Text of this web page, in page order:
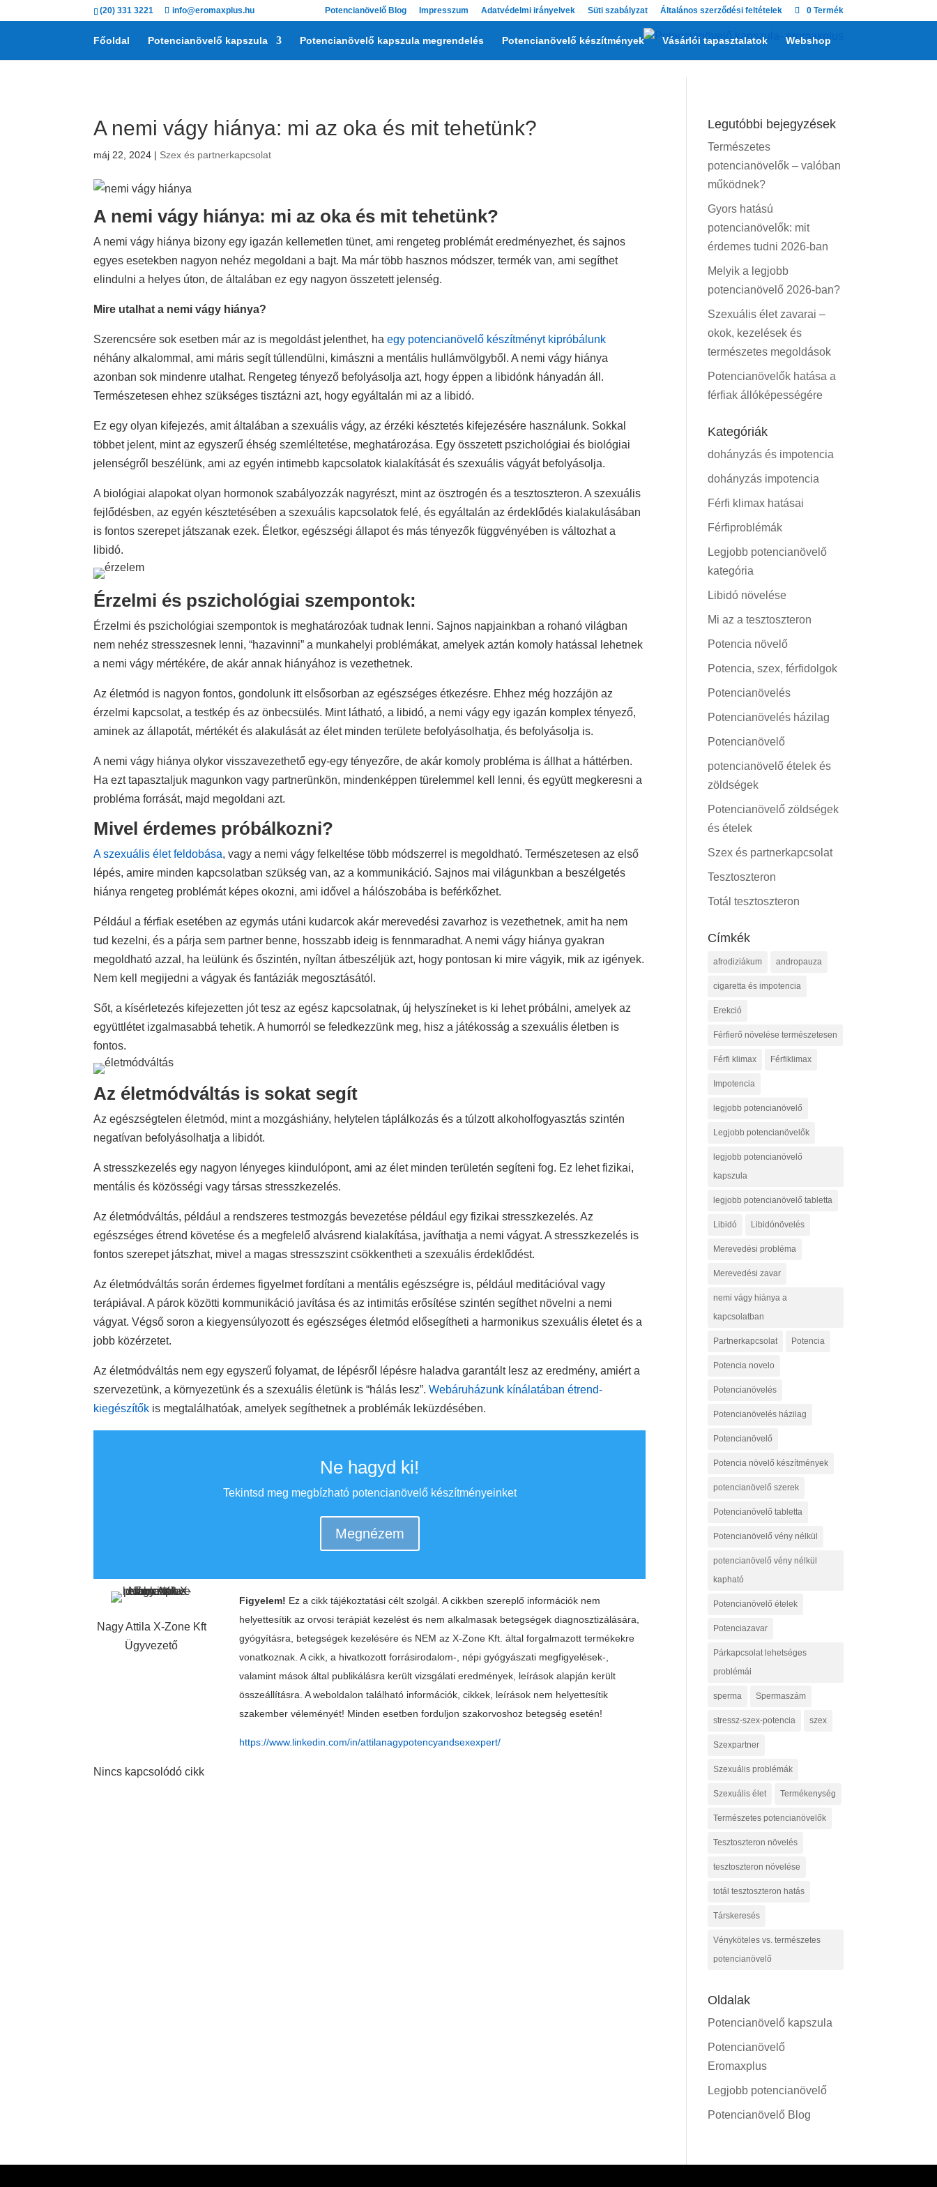
(20) 331 3221 info@eromaxplus.hu Potencianövelő Blog Impresszum Adatvédelmi irányelvek Süti szabályzat Általános szerződési feltételek 0 Termék
Főoldal Potencianövelő kapszula Potencianövelő kapszula megrendelés Potencianövelő készítmények Vásárlói tapasztalatok Webshop
A nemi vágy hiánya: mi az oka és mit tehetünk?
máj 22, 2024 | Szex és partnerkapcsolat
A nemi vágy hiánya: mi az oka és mit tehetünk?
A nemi vágy hiánya bizony egy igazán kellemetlen tünet, ami rengeteg problémát eredményezhet, és sajnos
egyes esetekben nagyon nehéz megoldani a bajt. Ma már több hasznos módszer, termék van, ami segíthet
elindulni a helyes úton, de általában ez egy nagyon összetett jelenség.
Mire utalhat a nemi vágy hiánya?
Szerencsére sok esetben már az is megoldást jelenthet, haegy potencianövelő készítményt kipróbálunk
néhány alkalommal, ami máris segít túllendülni, kimászni a mentális hullámvölgyből. A nemi vágy hiánya
azonban sok mindenre utalhat. Rengeteg tényező befolyásolja azt, hogy éppen a libidónk hányadán áll.
Természetesen ehhez szükséges tisztázni azt, hogy egyáltalán mi az a libidó.
Ez egy olyan kifejezés, amit általában a szexuális vágy, az érzéki késztetés kifejezésére használunk. Sokkal
többet jelent, mint az egyszerű éhség szemléltetése, meghatározása. Egy összetett pszichológiai és biológiai
jelenségről beszélünk, ami az egyén intimebb kapcsolatok kialakítását és szexuális vágyát befolyásolja.
A biológiai alapokat olyan hormonok szabályozzák nagyrészt, mint az ösztrogén és a tesztoszteron. A szexuális
fejlődésben, az egyén késztetésében a szexuális kapcsolatok felé, és egyáltalán az érdeklődés kialakulásában
is fontos szerepet játszanak ezek. Életkor, egészségi állapot és más tényezők függvényében is változhat a
libidó.
Érzelmi és pszichológiai szempontok:
Érzelmi és pszichológiai szempontok is meghatározóak tudnak lenni. Sajnos napjainkban a rohanó világban
nem nehéz stresszesnek lenni, “hazavinni” a munkahelyi problémákat, amelyek aztán komoly hatással lehetnek
a nemi vágy mértékére, de akár annak hiányához is vezethetnek.
Az életmód is nagyon fontos, gondolunk itt elsősorban az egészséges étkezésre. Ehhez még hozzájön az
érzelmi kapcsolat, a testkép és az önbecsülés. Mint látható, a libidó, a nemi vágy egy igazán komplex tényező,
aminek az állapotát, mértékét és alakulását az élet minden területe befolyásolhatja, és befolyásolja is.
A nemi vágy hiánya olykor visszavezethető egy-egy tényezőre, de akár komoly probléma is állhat a háttérben.
Ha ezt tapasztaljuk magunkon vagy partnerünkön, mindenképpen türelemmel kell lenni, és együtt megkeresni a
probléma forrását, majd megoldani azt.
Mivel érdemes próbálkozni?
A szexuális élet feldobása, vagy a nemi vágy felkeltése több módszerrel is megoldható. Természetesen az első
lépés, amire minden kapcsolatban szükség van, az a kommunikáció. Sajnos mai világunkban a beszélgetés
hiánya rengeteg problémát képes okozni, ami idővel a hálószobába is beférkőzhet.
Például a férfiak esetében az egymás utáni kudarcok akár merevedési zavarhoz is vezethetnek, amit ha nem
tud kezelni, és a párja sem partner benne, hosszabb ideig is fennmaradhat. A nemi vágy hiánya gyakran
megoldható azzal, ha leülünk és őszintén, nyíltan átbeszéljük azt, hogy pontosan ki mire vágyik, mik az igények.
Nem kell megijedni a vágyak és fantáziák megosztásától.
Sőt, a kísérletezés kifejezetten jót tesz az egész kapcsolatnak, új helyszíneket is ki lehet próbálni, amelyek az
együttlétet izgalmasabbá tehetik. A humorról se feledkezzünk meg, hisz a játékosság a szexuális életben is
fontos.
Az életmódváltás is sokat segít
Az egészségtelen életmód, mint a mozgáshiány, helytelen táplálkozás és a túlzott alkoholfogyasztás szintén
negatívan befolyásolhatja a libidót.
A stresszkezelés egy nagyon lényeges kiindulópont, ami az élet minden területén segíteni fog. Ez lehet fizikai,
mentális és közösségi vagy társas stresszkezelés.
Az életmódváltás, például a rendszeres testmozgás bevezetése például egy fizikai stresszkezelés. Az
egészséges étrend követése és a megfelelő alvásrend kialakítása, javíthatja a nemi vágyat. A stresszkezelés is
fontos szerepet játszhat, mivel a magas stresszszint csökkentheti a szexuális érdeklődést.
Az életmódváltás során érdemes figyelmet fordítani a mentális egészségre is, például meditációval vagy
terápiával. A párok közötti kommunikáció javítása és az intimitás erősítése szintén segíthet növelni a nemi
vágyat. Végső soron a kiegyensúlyozott és egészséges életmód elősegítheti a harmonikus szexuális életet és a
jobb közérzetet.
Az életmódváltás nem egy egyszerű folyamat, de lépésről lépésre haladva garantált lesz az eredmény, amiért a
szervezetünk, a környezetünk és a szexuális életünk is “hálás lesz”.Webáruházunk kínálatában étrend-
kiegészítők is megtalálhatóak, amelyek segíthetnek a problémák leküzdésében.
Ne hagyd ki!
Tekintsd meg megbízható potencianövelő készítményeinket
Megnézem
Nagy Attila X-Zone Kft
Ügyvezető
Figyelem! Ez a cikk tájékoztatási célt szolgál. A cikkben szereplő információk nem
helyettesítik az orvosi terápiát kezelést és nem alkalmasak betegségek diagnosztizálására,
gyógyításra, betegségek kezelésére és NEM az X-Zone Kft. által forgalmazott termékekre
vonatkoznak. A cikk, a hivatkozott forrásirodalom-, népi gyógyászati megfigyelések-,
valamint mások által publikálásra került vizsgálati eredmények, leírások alapján került
összeállításra. A weboldalon található információk, cikkek, leírások nem helyettesítik
szakember véleményét! Minden esetben forduljon szakorvoshoz betegség esetén!
https://www.linkedin.com/in/attilanagypotencyandsexexpert/
Nincs kapcsolódó cikk
Legutóbbi bejegyzések
Természetes
potencianövelők – valóban
működnek?
Gyors hatású
potencianövelők: mit
érdemes tudni 2026-ban
Melyik a legjobb
potencianövelő 2026-ban?
Szexuális élet zavarai –
okok, kezelések és
természetes megoldások
Potencianövelők hatása a
férfiak állóképességére
Kategóriák
dohányzás és impotencia
dohányzás impotencia
Férfi klimax hatásai
Férfiproblémák
Legjobb potencianövelő
kategória
Libidó növelése
Mi az a tesztoszteron
Potencia növelő
Potencia, szex, férfidolgok
Potencianövelés
Potencianövelés házilag
Potencianövelő
potencianövelő ételek és
zöldségek
Potencianövelő zöldségek
és ételek
Szex és partnerkapcsolat
Tesztoszteron
Totál tesztoszteron
Címkék
afrodiziákum andropauza
cigaretta és impotencia
Erekció
Férfierő növelése természetesen
Férfi klimax Férfiklimax
Impotencia
legjobb potencianövelő
Legjobb potencianövelők
legjobb potencianövelő
kapszula
legjobb potencianövelő tabletta
Libidó Libidónövelés
Merevedési probléma
Merevedési zavar
nemi vágy hiánya a
kapcsolatban
Partnerkapcsolat Potencia
Potencia novelo
Potencianövelés
Potencianövelés házilag
Potencianövelő
Potencia növelő készítmények
potencianövelő szerek
Potencianövelő tabletta
Potencianövelő vény nélkül
potencianövelő vény nélkül
kapható
Potencianövelő ételek
Potenciazavar
Párkapcsolat lehetséges
problémái
sperma Spermaszám
stressz-szex-potencia szex
Szexpartner
Szexuális problémák
Szexuális élet Termékenység
Természetes potencianövelők
Tesztoszteron növelés
tesztoszteron növelése
totál tesztoszteron hatás
Társkeresés
Vényköteles vs. természetes
potencianövelő
Oldalak
Potencianövelő kapszula
Potencianövelő
Eromaxplus
Legjobb potencianövelő
Potencianövelő Blog